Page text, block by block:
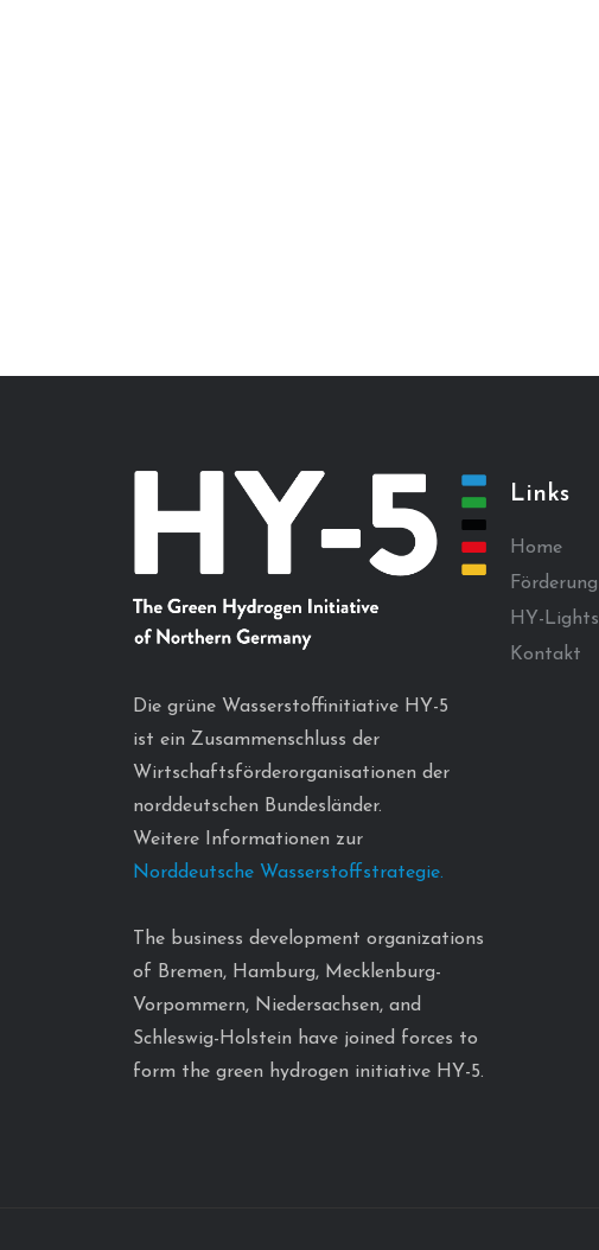
Die grüne Wasserstoffinitiative HY-5
ist ein Zusammenschluss der
Wirtschaftsförderorganisationen der
norddeutschen Bundesländer.
Weitere Informationen zur
Norddeutsche Wasserstoffstrategie.
The business development organizations
of Bremen, Hamburg, Mecklenburg-
Vorpommern, Niedersachsen, and
Schleswig-Holstein have joined forces to
form the green hydrogen initiative HY-5.
Links
Home
Förderung
HY-Lights
Kontakt